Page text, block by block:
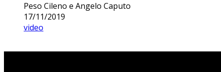
Peso Cileno e Angelo Caputo
17/11/2019
video